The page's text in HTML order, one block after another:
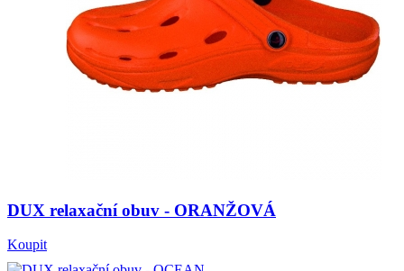
DUX relaxační obuv - ORANŽOVÁ
Koupit